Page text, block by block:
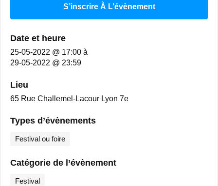
S’inscrire À L’évènement
Date et heure
25-05-2022 @ 17:00 à
29-05-2022 @ 23:59
Lieu
65 Rue Challemel-Lacour Lyon 7e
Types d’évènements
Festival ou foire
Catégorie de l’évènement
Festival